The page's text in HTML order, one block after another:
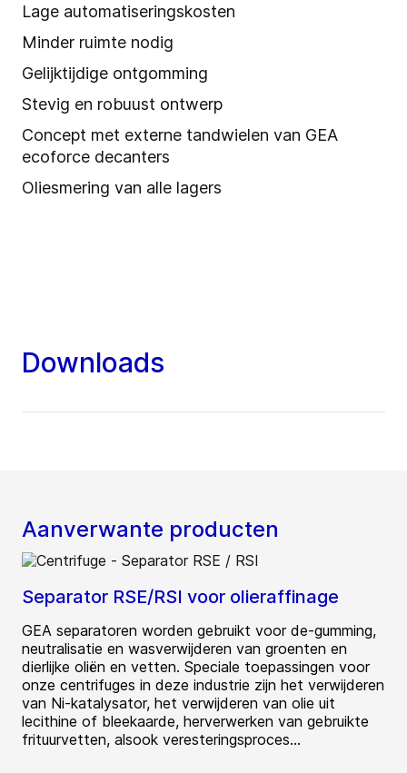
Lage automatiseringskosten
Minder ruimte nodig
Gelijktijdige ontgomming
Stevig en robuust ontwerp
Concept met externe tandwielen van GEA
ecoforce decanters
Oliesmering van alle lagers
Downloads
Aanverwante producten
Separator RSE/RSI voor olieraffinage
GEA separatoren worden gebruikt voor de-gumming,
neutralisatie en wasverwijderen van groenten en
dierlijke oliën en vetten. Speciale toepassingen voor
onze centrifuges in deze industrie zijn het verwijderen
van Ni-katalysator, het verwijderen van olie uit
lecithine of bleekaarde, herverwerken van gebruikte
frituurvetten, alsook veresteringsproces...